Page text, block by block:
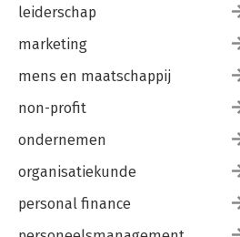
leiderschap
marketing
mens en maatschappij
non-profit
ondernemen
organisatiekunde
personal finance